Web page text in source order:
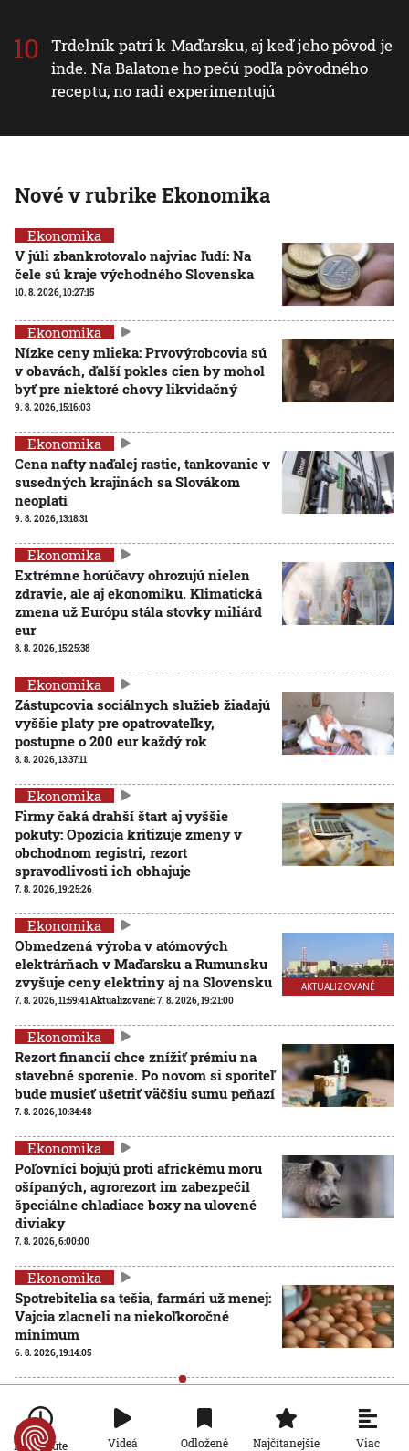
Trdelník patrí k Maďarsku, aj keď jeho pôvod je
inde. Na Balatone ho pečú podľa pôvodného
receptu, no radi experimentujú
Nové v rubrike Ekonomika
Ekonomika
V júli zbankrotovalo najviac ľudí: Na
čele sú kraje východného Slovenska
10. 8. 2026, 10:27:15
Ekonomika
Nízke ceny mlieka: Prvovýrobcovia sú
v obavách, ďalší pokles cien by mohol
byť pre niektoré chovy likvidačný
9. 8. 2026, 15:16:03
Ekonomika
Cena nafty naďalej rastie, tankovanie v
susedných krajinách sa Slovákom
neoplatí
9. 8. 2026, 13:18:31
Ekonomika
Extrémne horúčavy ohrozujú nielen
zdravie, ale aj ekonomiku. Klimatická
zmena už Európu stála stovky miliárd
eur
8. 8. 2026, 15:25:38
Ekonomika
Zástupcovia sociálnych služieb žiadajú
vyššie platy pre opatrovateľky,
postupne o 200 eur každý rok
8. 8. 2026, 13:37:11
Ekonomika
Firmy čaká drahší štart aj vyššie
pokuty: Opozícia kritizuje zmeny v
obchodnom registri, rezort
spravodlivosti ich obhajuje
7. 8. 2026, 19:25:26
AKTUALIZOVANÉ
Ekonomika
Obmedzená výroba v atómových
elektrárňach v Maďarsku a Rumunsku
zvyšuje ceny elektriny aj na Slovensku
7. 8. 2026, 11:59:41 Aktualizované:7. 8. 2026, 19:21:00
Ekonomika
Rezort financií chce znížiť prémiu na
stavebné sporenie. Po novom si sporiteľ
bude musieť ušetriť väčšiu sumu peňazí
7. 8. 2026, 10:34:48
Ekonomika
Poľovníci bojujú proti africkému moru
ošípaných, agrorezort im zabezpečil
špeciálne chladiace boxy na ulovené
diviaky
7. 8. 2026, 6:00:00
Ekonomika
Spotrebitelia sa tešia, farmári už menej:
Vajcia zlacneli na niekoľkoročné
minimum
6. 8. 2026, 19:14:05
Ekonomika
Spotrebiče nemusia po pár rokoch končiť na smetisku.
EÚ posilňuje právo na opravu
Po minúte Videá Odložené Najčítanejšie Viac